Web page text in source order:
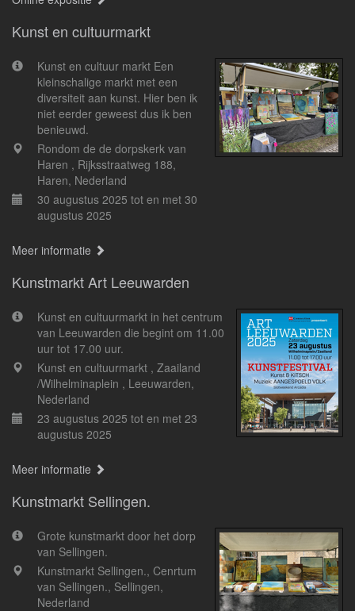
Kunst en cultuurmarkt
Kunst en cultuur markt Een
kleinschalige markt met een
diversiteit aan kunst. Hier ben ik
niet eerder geweest dus ik ben
benieuwd.
Rondom de de dorpskerk van
Haren , Rijksstraatweg 188,
Haren, Nederland
30 augustus 2025 tot en met 30
augustus 2025
Meer informatie
Kunstmarkt Art Leeuwarden
Kunst en cultuurmarkt in het centrum
van Leeuwarden die begint om 11.00
uur tot 17.00 uur.
Kunst en cultuurmarkt , Zaailand
/Wilhelminaplein , Leeuwarden,
Nederland
23 augustus 2025 tot en met 23
augustus 2025
Meer informatie
Kunstmarkt Sellingen.
Grote kunstmarkt door het dorp
van Sellingen.
Kunstmarkt Sellingen., Cenrtum
van Sellingen., Sellingen,
Nederland